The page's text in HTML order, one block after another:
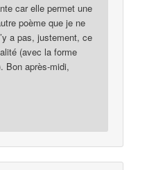
car elle permet une
poème que je ne
a pas, justement, ce
(avec la forme
Bon après-midi,